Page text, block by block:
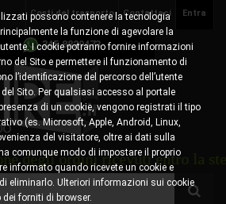
Entra
Contattaci
Costi del trasporto
345.8829473
entro la stessa data. Gli
possono contenere la tecnologia
la funzione di agevolare la
I cookie potranno fornire informazioni
del Sito e permettere il funzionamento di
l’identificazione del percorso dell’utente
Sito. Per qualsiasi accesso al portale
di un cookie, vengono registrati il tipo
(es. Microsoft, Apple, Android, Linux,
del visitatore, oltre ai dati sulla
comunque modo di impostare il proprio
informato quando ricevete un cookie e
eliminarlo. Ulteriori informazioni sui cookie
forniti di browser.